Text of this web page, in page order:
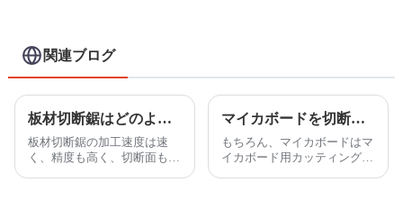
関連ブログ
板材切断鋸はどのように機能しますか?
板材切断鋸の加工速度は速
く、精度も高く、切断面も滑
マイカボードを切断するのにマイカボード切断用鋸を使用できますか?
もちろん、マイカボードはマ
イカボード用カッティングソ